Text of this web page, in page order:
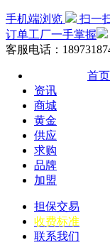
手机端浏览
扫一
订单工厂一手掌握
客服电话：
首页
资讯
商城
黄金
供应
求购
品牌
加盟
担保交易
收费标准
联系我们